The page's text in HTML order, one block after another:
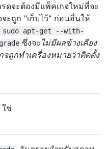
ดจะต้องมีแพ็คเกจใหม่ที่จะ
ะถูก "เก็บไว้" ก่อนอื่นให้
sudo apt-get --with-
ซึ่งจะ ไม่มีผลข้างเคียง
จถูกทำเครื่องหมายว่าติดตั้ง
ใช่